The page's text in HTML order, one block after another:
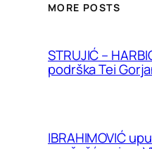
MORE POSTS
STRUJIĆ –
podrška Tei
IBRAHIMOVIĆ